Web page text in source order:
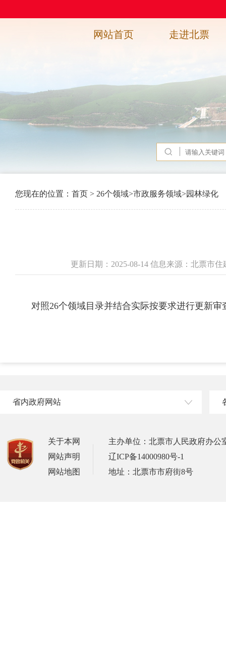
网站首页 走进北票
您现在的位置： 首页 > 26个领域>市政服务领域>园林绿化
更新日期：2025-08-14 信息来源：北票市
对照26个领域目录并结合实际按要求进行更新
省内政府网站
关于本网
网站声明
网站地图
主办单位：北票市人民政府办公
辽ICP备14000980号-1
地址：北票市市府街8号